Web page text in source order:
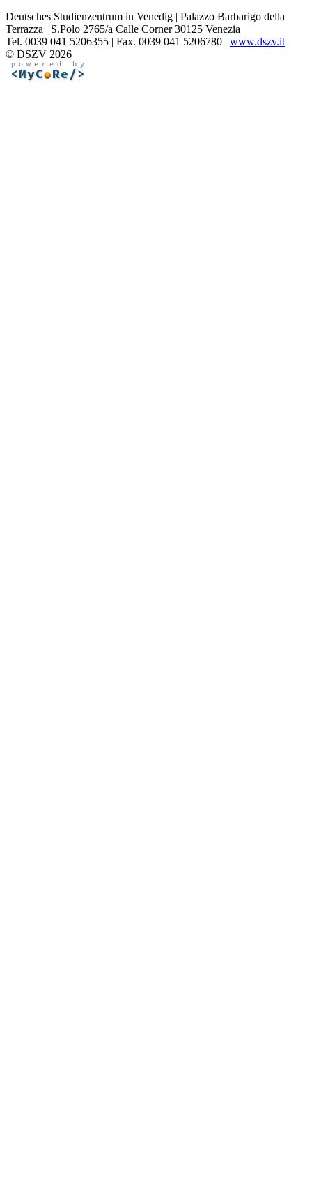
Deutsches Studienzentrum in Venedig | Palazzo Barbarigo della
Terrazza | S.Polo 2765/a Calle Corner 30125 Venezia
Tel. 0039 041 5206355 | Fax. 0039 041 5206780 | www.dszv.it
© DSZV 2026